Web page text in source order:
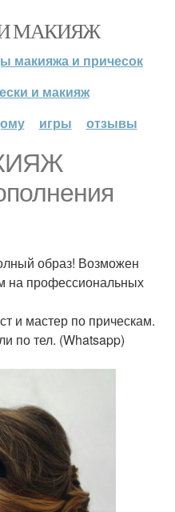
МАКИЯЖ
макияжа и причесок
и макияж
игры отзывы
образ! Возможен
на профессиональных
и мастер по прическам.
по тел. (Whatsapp)